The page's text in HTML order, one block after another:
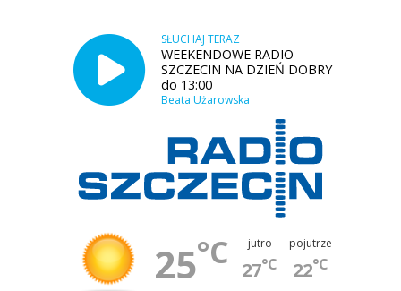
SŁUCHAJ TERAZ
WEEKENDOWE RADIO
SZCZECIN NA DZIEŃ DOBRY
do 13:00
Beata Użarowska
25°C jutro
27°C
pojutrze
22°C